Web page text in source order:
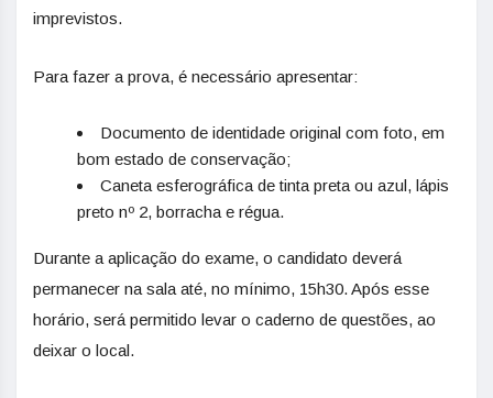
imprevistos.
Para fazer a prova, é necessário apresentar:
Documento de identidade original com foto, em
bom estado de conservação;
Caneta esferográfica de tinta preta ou azul, lápis
preto nº 2, borracha e régua.
Durante a aplicação do exame, o candidato deverá
permanecer na sala até, no mínimo, 15h30. Após esse
horário, será permitido levar o caderno de questões, ao
deixar o local.